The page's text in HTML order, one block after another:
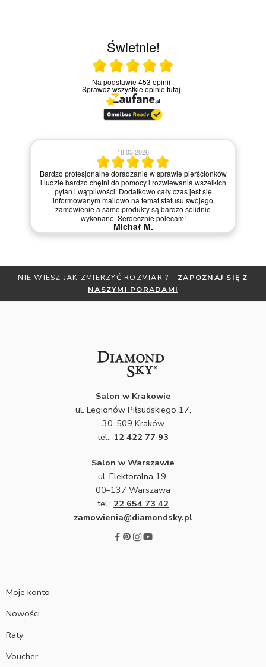
Świetnie!
Ocena średnia 5 na 5
Na podstawie453 opinii .
Sprawdź wszystkie opinietutaj .
18.03.2026
Bardzo profesjonalne doradzanie w sprawie pierścionków
i ludzie bardzo chętni do pomocy i rozwiewania wszelkich
pytań i wątpliwości. Dodatkowo cały czas jest się
informowanym mailowo na temat statusu swojego
zamówienie a same produkty są bardzo solidnie
wykonane. Serdecznie polecam!
Michał M.
NIE WIESZ JAK ZMIERZYĆ ROZMIAR ? - ZAPOZNAJ SIĘ Z
NASZYMI PORADAMI
Salon w Krakowie
ul. Legionów Piłsudskiego 17,
30-509 Kraków
tel.: 12 422 77 93
Salon w Warszawie
ul. Elektoralna 19,
00–137 Warszawa
tel.: 22 654 73 42
zamowienia@diamondsky.pl
Moje konto
Nowości
Raty
Voucher